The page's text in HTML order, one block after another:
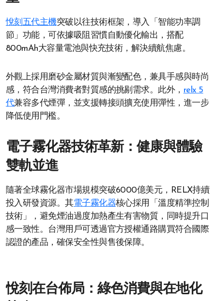
悅刻五代主機突破以往技術框架，導入「智能功率調
節」功能，可依據吸阻習慣自動優化輸出，搭配
800mAh大容量電池與快充技術，解決續航焦慮。
外觀上採用磨砂金屬材質與漸變配色，兼具手感與時尚
感，符合台灣消費者對質感的挑剔需求。此外， relx 5
代兼容多代煙彈，並支援轉接頭擴充使用彈性，進一步
降低使用門檻。
電子霧化器技術革新：健康與體驗
雙軌並進
隨著全球霧化器市場規模突破6000億美元，RELX持續
投入研發資源。其電子霧化器核心採用「溫度精準控制
技術」，避免煙油過度加熱產生有害物質，同時提升口
感一致性。台灣用戶可透過官方授權通路購買符合國際
認證的產品，確保安全性與售後保障。
悅刻在台佈局：綠色消費與在地化